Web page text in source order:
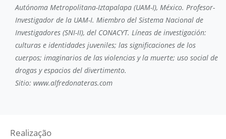
Autónoma Metropolitana-Iztapalapa (UAM-I), México. Profesor-
Investigador de la UAM-I. Miembro del Sistema Nacional de
Investigadores (SNI-II), del CONACYT. Líneas de investigación:
culturas e identidades juveniles; las significaciones de los
cuerpos; imaginarios de las violencias y la muerte; uso social de
drogas y espacios del divertimento.
Sitio: www.alfredonateras.com
Realização